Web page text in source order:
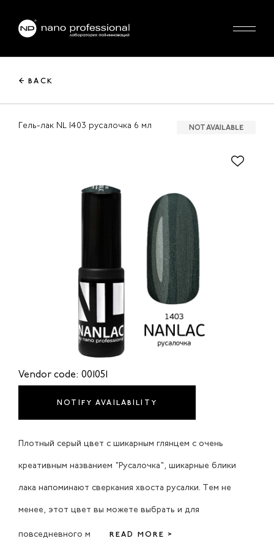
← BACK
Гель-лак NL 1403 русалочка 6 мл NOT AVAILABLE
Vendor code: 001051
NOTIFY AVAILABILITY
Плотный серый цвет с шикарным глянцем с очень
креативным названием "Русалочка", шикарные блики
лака напоминают сверкания хвоста русалки. Тем не
менее, этот цвет вы можете выбрать и для
повседневного м READ MORE >